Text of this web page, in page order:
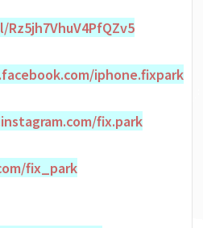
iphone.fixpark
fix.park
fix_park